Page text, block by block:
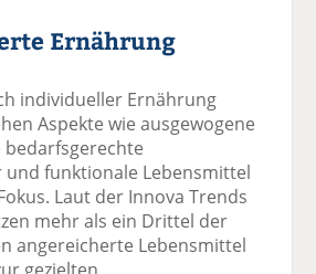
Ernährung
individueller Ernährung
Aspekte wie ausgewogene
funktionale Lebensmittel
Laut der Innova Trends
mehr als ein Drittel der
angereicherte Lebensmittel